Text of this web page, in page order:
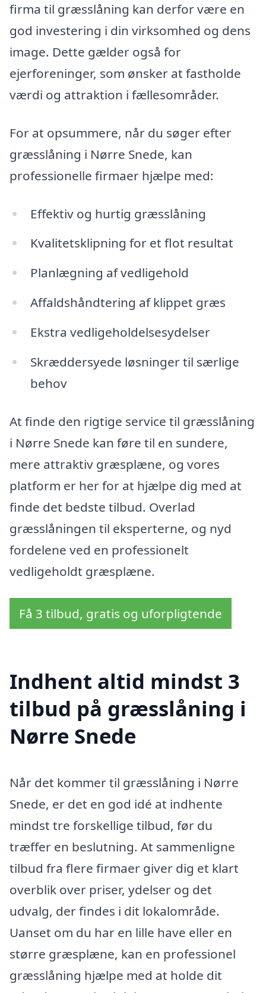
firma til græsslåning kan derfor være en
god investering i din virksomhed og dens
image. Dette gælder også for
ejerforeninger, som ønsker at fastholde
værdi og attraktion i fællesområder.
For at opsummere, når du søger efter
græsslåning i Nørre Snede, kan
professionelle firmaer hjælpe med:
Effektiv og hurtig græsslåning
Kvalitetsklipning for et flot resultat
Planlægning af vedligehold
Affaldshåndtering af klippet græs
Ekstra vedligeholdelsesydelser
Skræddersyede løsninger til særlige
behov
At finde den rigtige service til græsslåning
i Nørre Snede kan føre til en sundere,
mere attraktiv græsplæne, og vores
platform er her for at hjælpe dig med at
finde det bedste tilbud. Overlad
græsslåningen til eksperterne, og nyd
fordelene ved en professionelt
vedligeholdt græsplæne.
Få 3 tilbud, gratis og uforpligtende
Indhent altid mindst 3
tilbud på græsslåning i
Nørre Snede
Når det kommer til græsslåning i Nørre
Snede, er det en god idé at indhente
mindst tre forskellige tilbud, før du
træffer en beslutning. At sammenligne
tilbud fra flere firmaer giver dig et klart
overblik over priser, ydelser og det
udvalg, der findes i dit lokalområde.
Uanset om du har en lille have eller en
større græsplæne, kan en professionel
græsslåning hjælpe med at holde dit